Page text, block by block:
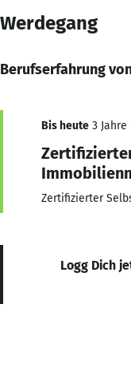
Werdegang
Berufserfahrung
Bis heute 3
Zertifizierter
Logg Dich